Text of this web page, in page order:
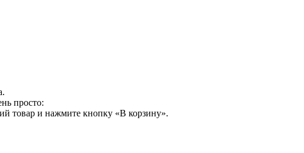
просто:
товар и нажмите кнопку «В корзину».